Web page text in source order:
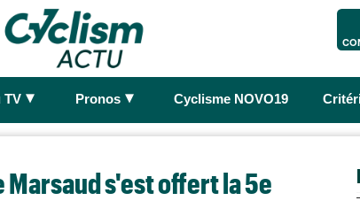
TV ► Pronos ► Cyclisme NOVO19
s'est offert la 5e